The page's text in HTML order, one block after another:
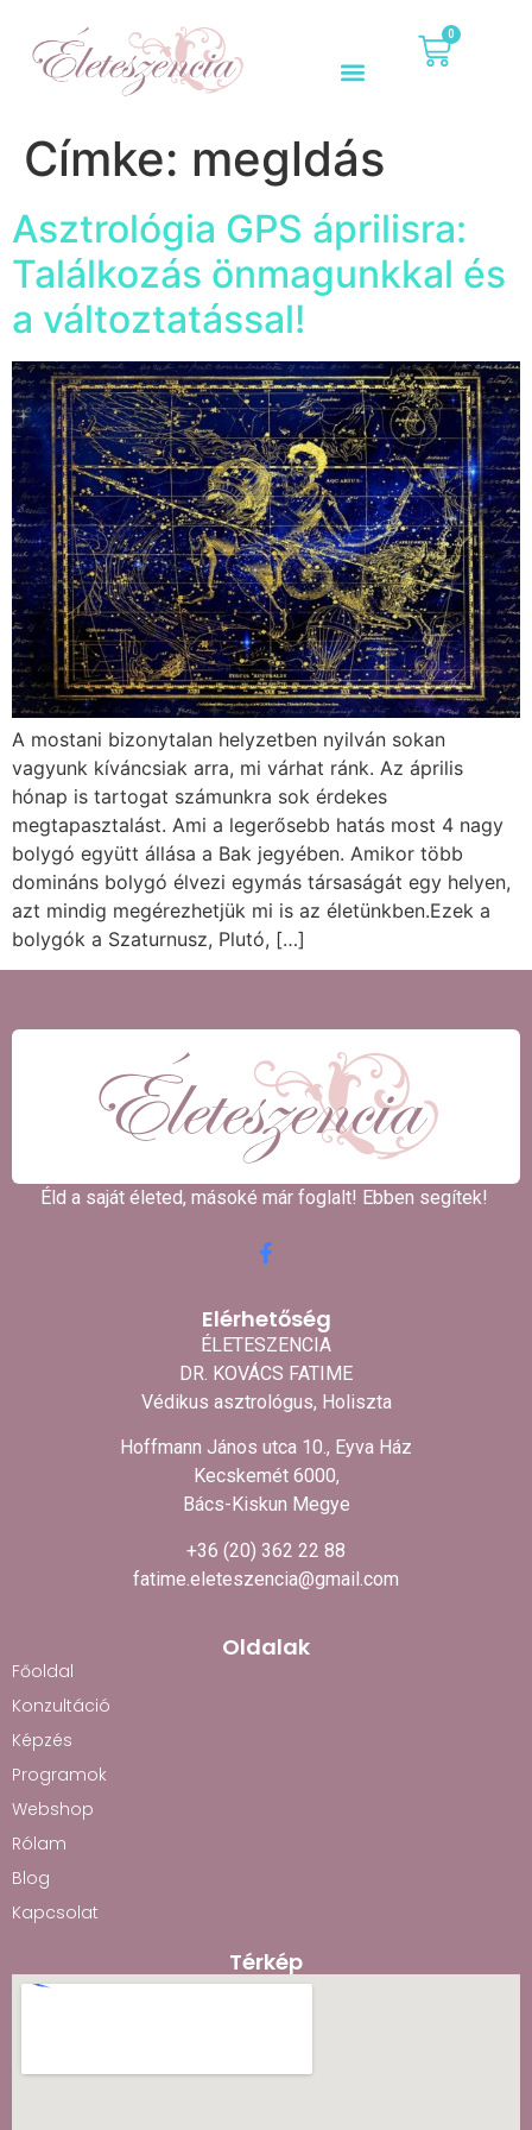
0
Címke: megldás
Asztrológia GPS áprilisra:
Találkozás önmagunkkal és
a változtatással!
A mostani bizonytalan helyzetben nyilván sokan
vagyunk kíváncsiak arra, mi várhat ránk. Az április
hónap is tartogat számunkra sok érdekes
megtapasztalást. Ami a legerősebb hatás most 4 nagy
bolygó együtt állása a Bak jegyében. Amikor több
domináns bolygó élvezi egymás társaságát egy helyen,
azt mindig megérezhetjük mi is az életünkben.Ezek a
bolygók a Szaturnusz, Plutó, […]
Éld a saját életed, másoké már foglalt! Ebben segítek! ​
Elérhetőség
ÉLETESZENCIA
DR. KOVÁCS FATIME
Védikus asztrológus, Holiszta
Hoffmann János utca 10., Eyva Ház
Kecskemét 6000,
Bács-Kiskun Megye
+36 (20) 362 22 88
fatime.eleteszencia@gmail.com
Oldalak
Főoldal
Konzultáció
Képzés
Programok
Webshop
Rólam
Blog
Kapcsolat
Térkép